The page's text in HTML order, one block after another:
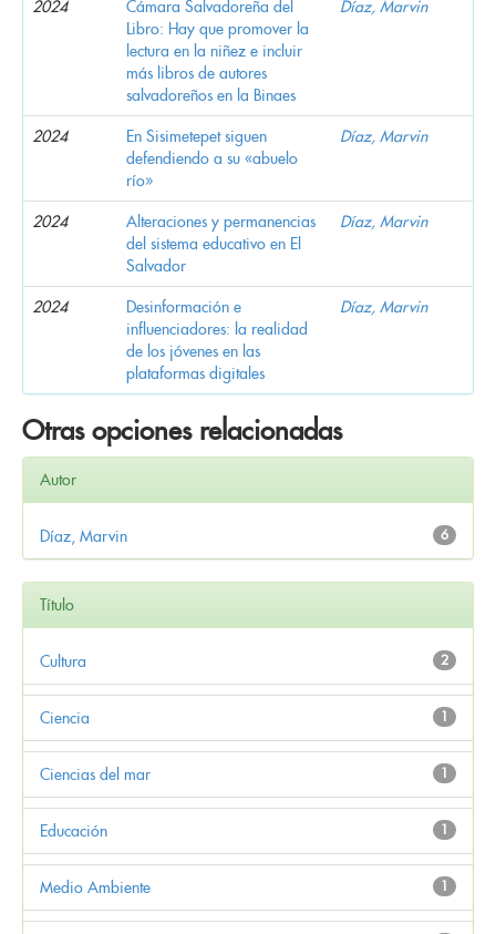
2024
Cámara Salvadoreña del
Libro: Hay que promover la
lectura en la niñez e incluir
más libros de autores
salvadoreños en la Binaes
Díaz, Marvin
2024
En Sisimetepet siguen
defendiendo a su «abuelo
río»
Díaz, Marvin
2024
Alteraciones y permanencias
del sistema educativo en El
Salvador
Díaz, Marvin
2024
Desinformación e
influenciadores: la realidad
de los jóvenes en las
plataformas digitales
Díaz, Marvin
Otras opciones relacionadas
Autor
6
Díaz, Marvin
Título
2
Cultura
1
Ciencia
1
Ciencias del mar
1
Educación
1
Medio Ambiente